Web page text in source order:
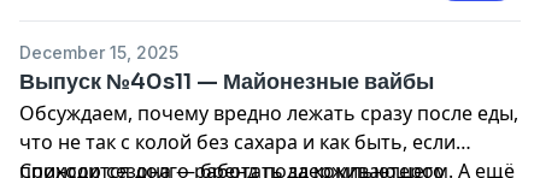
December 15, 2025
Выпуск №40s11 — Майонезные вайбы
Обсуждаем, почему вредно лежать сразу после еды,
что не так с колой без сахара и как быть, если
приходится долго работать за компьютером. А ещё
Спонсор сезона — бренд поддерживающего